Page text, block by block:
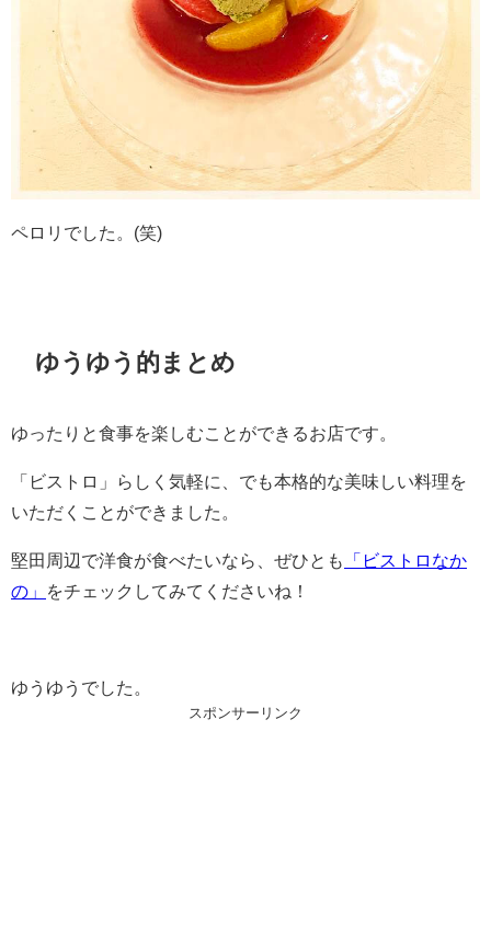
ペロリでした。(笑)
ゆうゆう的まとめ
ゆったりと食事を楽しむことができるお店です。
「ビストロ」らしく気軽に、でも本格的な美味しい料理を
いただくことができました。
堅田周辺で洋食が食べたいなら、ぜひとも
「ビストロなか
の」
をチェックしてみてくださいね！
ゆうゆうでした。
スポンサーリンク